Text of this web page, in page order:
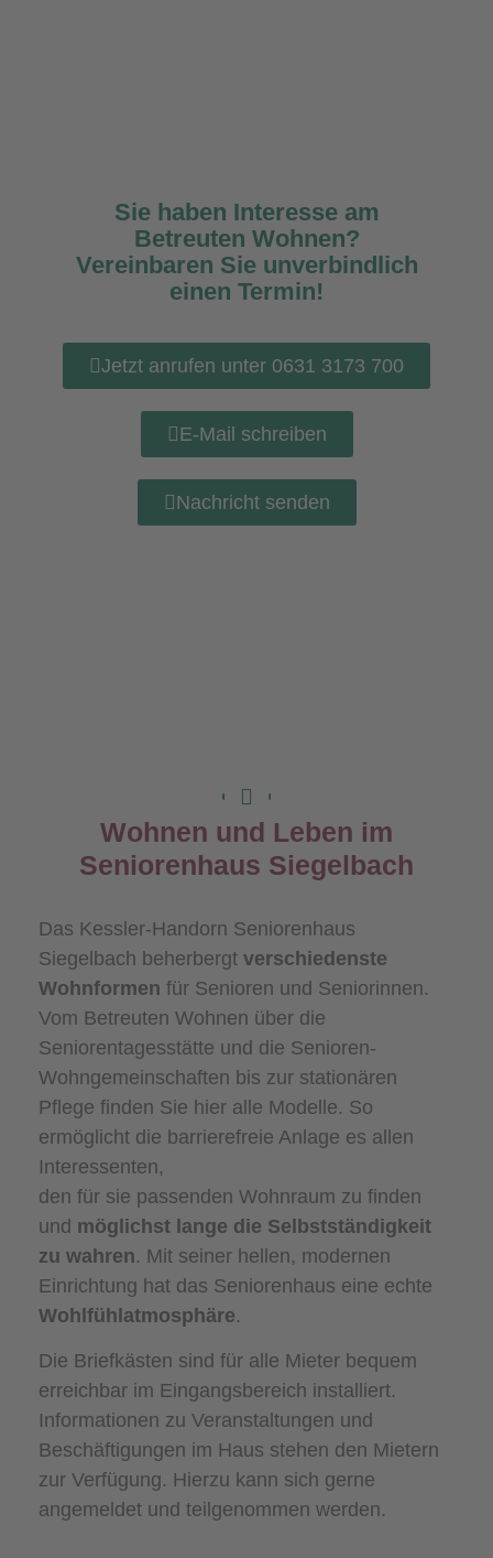
Sie haben Interesse am
Betreuten Wohnen?
Vereinbaren Sie unverbindlich
einen Termin!
Jetzt anrufen unter 0631 3173 700
E-Mail schreiben
Nachricht senden
Wohnen und Leben im
Seniorenhaus Siegelbach
Das Kessler-Handorn Seniorenhaus
Siegelbach beherbergt verschiedenste
Wohnformen für Senioren und Seniorinnen.
Vom Betreuten Wohnen über die
Seniorentagesstätte und die Senioren-
Wohngemeinschaften bis zur stationären
Pflege finden Sie hier alle Modelle. So
ermöglicht die barrierefreie Anlage es allen
Interessenten,
den für sie passenden Wohnraum zu finden
und möglichst lange die Selbstständigkeit
zu wahren. Mit seiner hellen, modernen
Einrichtung hat das Seniorenhaus eine echte
Wohlfühlatmosphäre.
Die Briefkästen sind für alle Mieter bequem
erreichbar im Eingangsbereich installiert.
Informationen zu Veranstaltungen und
Beschäftigungen im Haus stehen den Mietern
zur Verfügung. Hierzu kann sich gerne
angemeldet und teilgenommen werden.